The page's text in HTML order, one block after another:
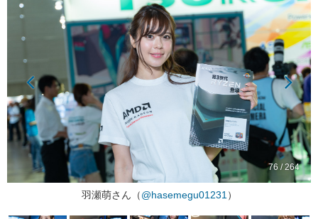
生放送
チャンネル
マンガ
ニコニコQ
76 / 264
羽瀬萌さん（@hasemegu01231）